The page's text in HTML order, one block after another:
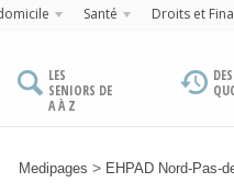
Santé Droits et
LES
SENIORS DE
A À Z
Medipages > EHPAD Nord-Pas-